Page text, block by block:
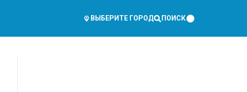
ВЫБЕРИТЕ ГОРОД ПОИСК